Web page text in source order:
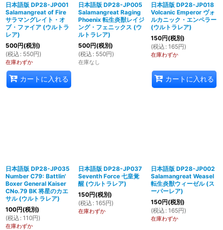
日本語版 DP28-JP001
Salamangreat of Fire
サラマングレイト・オ
ブ・ファイア (ウルトラ
レア)
500円(税別)
(税込 : 550円)
在庫わずか
カートに入れる
日本語版 DP28-JP005
Salamangreat Raging
Phoenix 転生炎獣レイジ
ング・フェニックス (ウ
ルトラレア)
500円(税別)
(税込 : 550円)
在庫なし
日本語版 DP28-JP018
Volcanic Emperor ヴォ
ルカニック・エンペラー
(ウルトラレア)
150円(税別)
(税込 : 165円)
在庫わずか
カートに入れる
日本語版 DP28-JP035
Number C79: Battlin'
Boxer General Kaiser
CNo.79 BK 将星のカエ
サル (ウルトラレア)
100円(税別)
(税込 : 110円)
在庫わずか
日本語版 DP28-JP037
Seventh Force 七皇覚
醒 (ウルトラレア)
150円(税別)
(税込 : 165円)
在庫わずか
日本語版 DP28-JP002
Salamangreat Weasel
転生炎獣ウィーゼル (ス
ーパーレア)
150円(税別)
(税込 : 165円)
在庫わずか